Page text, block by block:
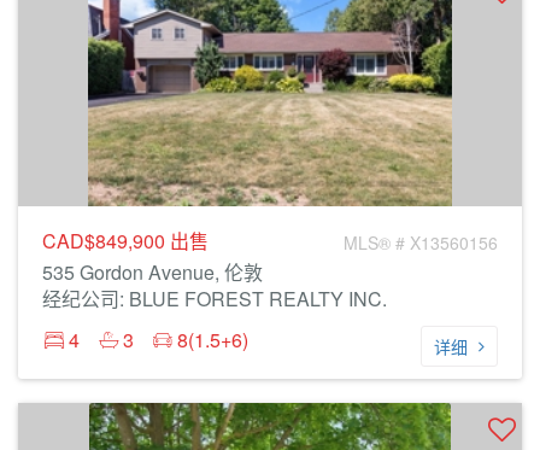
CAD$849,900 出售 MLS® # X13560156
535 Gordon Avenue, 伦敦
经纪公司: BLUE FOREST REALTY INC.
4
3 8(1.5+6) 详细